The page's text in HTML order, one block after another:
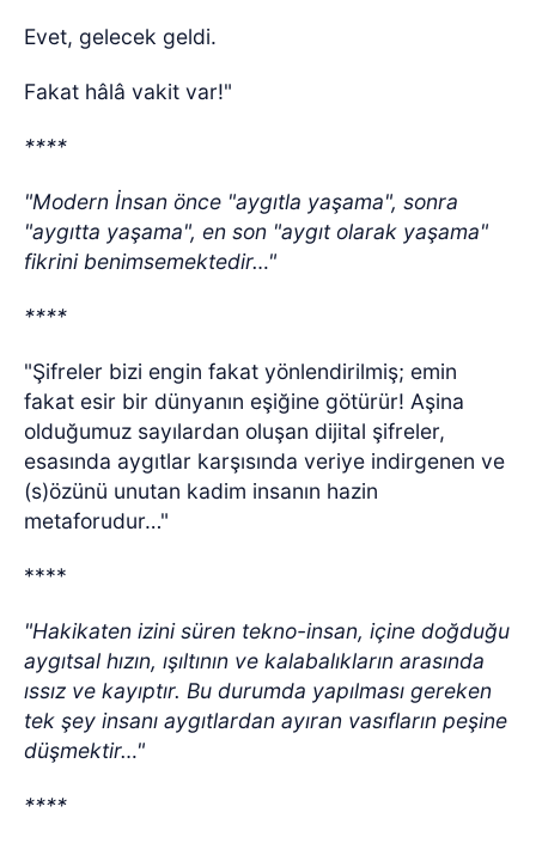
Evet, gelecek geldi.
Fakat hâlâ vakit var!"
****
"Modern İnsan önce "aygıtla yaşama", sonra
"aygıtta yaşama", en son "aygıt olarak yaşama"
fikrini benimsemektedir…"
****
"Şifreler bizi engin fakat yönlendirilmiş; emin
fakat esir bir dünyanın eşiğine götürür! Aşina
olduğumuz sayılardan oluşan dijital şifreler,
esasında aygıtlar karşısında veriye indirgenen ve
(s)özünü unutan kadim insanın hazin
metaforudur…"
****
"Hakikaten izini süren tekno-insan, içine doğduğu
aygıtsal hızın, ışıltının ve kalabalıkların arasında
ıssız ve kayıptır. Bu durumda yapılması gereken
tek şey insanı aygıtlardan ayıran vasıfların peşine
düşmektir…"
****